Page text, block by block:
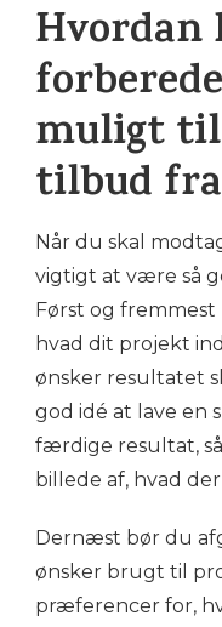
Hvordan
muligt til
tilbud
Når du skal
vigtigt at være så
Først og
hvad dit projekt
ønsker resultatet
god idé at lave en
færdige resultat,
billede af, hvad
Dernæst bør du
ønsker brugt til
præferencer for,